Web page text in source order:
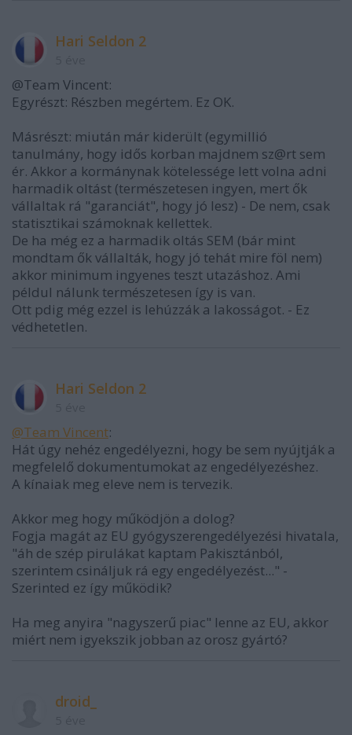
Hari Seldon 2
@Team Vincent:
Egyrészt: Részben megértem. Ez OK.
Másrészt: miután már kiderült (egymillió
tanulmány, hogy idős korban majdnem sz@rt sem
ér. Akkor a kormánynak kötelessége lett volna adni
harmadik oltást (természetesen ingyen, mert ők
vállaltak rá "garanciát", hogy jó lesz) - De nem, csak
statisztikai számoknak kellettek.
De ha még ez a harmadik oltás SEM (bár mint
mondtam ők vállalták, hogy jó tehát mire föl nem)
akkor minimum ingyenes teszt utazáshoz. Ami
példul nálunk természetesen így is van.
Ott pdig még ezzel is lehúzzák a lakosságot. - Ez
védhetetlen.
Hari Seldon 2
@Team Vincent:
Hát úgy nehéz engedélyezni, hogy be sem nyújtják a
megfelelő dokumentumokat az engedélyezéshez.
A kínaiak meg eleve nem is tervezik.
Akkor meg hogy működjön a dolog?
Fogja magát az EU gyógyszerengedélyezési hivatala,
"áh de szép pirulákat kaptam Pakisztánból,
szerintem csináljuk rá egy engedélyezést..." -
Szerinted ez így működik?
Ha meg anyira "nagyszerű piac" lenne az EU, akkor
miért nem igyekszik jobban az orosz gyártó?
droid_